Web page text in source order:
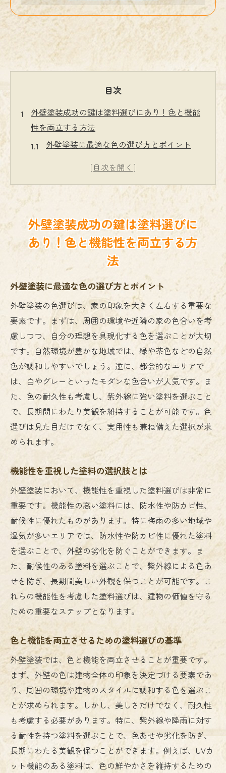
目次
外壁塗装成功の鍵は塗料選びにあり！色と機能
性を両立する方法
外壁塗装に最適な色の選び方とポイント
機能性を重視した塗料の選択肢とは
外壁の環境に適した色と塗料の組み合わせ
色がもたらす心理的効果とその活用法
色と機能性を考慮した塗料選びの成功事例
複雑な外壁塗装も安心！プロが教える失敗しな
施工前に知っておくべき準備作業と注意点
プロが教える塗装工程の基本ステップ
天候が外壁塗装に与える影響と対策
施工中に起こりがちなトラブルとその対応
策
施工後のメンテナンスで長持ちさせるコツ
プロの視点から見た施工の成功と失敗の分
かれ目
外壁塗装の魅力を引き出す秘訣！美しさと耐久
性を兼ね備えた選択肢
耐久性を高めるための外壁塗料の選び方
美しさを際立たせるデザインの考え方
長期間美しさを保つための塗装技術
耐久性に優れた塗料とその特性
美しさと耐久性を両立した施工事例
持続可能な外壁塗装の選択肢とその利点
施工のプロが語る外壁塗装の極意！長持ちする
住まいへのアプローチ
プロが推奨する外壁塗装のメンテナンス方
法
長持ちする外壁塗装の条件とチェックポイ
ント
施工後のケアで住まいを守る重要性
耐久性を持たせるための塗装技術の革新
プロの経験から学ぶ外壁塗装の長持ちテク
ニック
外壁塗装で失敗しないためのポイントとは？最
適な塗料選びを探る
外壁塗装成功の鍵は塗料選びに
あり！色と機能性を両立する方
法
外壁塗装に最適な色の選び方とポイント
外壁塗装の色選びは、家の印象を大きく左右する重要な
要素です。まずは、周囲の環境や近隣の家の色合いを考
慮しつつ、自分の理想を具現化する色を選ぶことが大切
です。自然環境が豊かな地域では、緑や茶色などの自然
色が調和しやすいでしょう。逆に、都会的なエリアで
は、白やグレーといったモダンな色合いが人気です。ま
た、色の耐久性も考慮し、紫外線に強い塗料を選ぶこと
で、長期間にわたり美観を維持することが可能です。色
選びは見た目だけでなく、実用性も兼ね備えた選択が求
められます。
機能性を重視した塗料の選択肢とは
外壁塗装において、機能性を重視した塗料選びは非常に
重要です。機能性の高い塗料には、防水性や防カビ性、
耐候性に優れたものがあります。特に梅雨の多い地域や
湿気が多いエリアでは、防水性や防カビ性に優れた塗料
を選ぶことで、外壁の劣化を防ぐことができます。ま
た、耐候性のある塗料を選ぶことで、紫外線による色あ
せを防ぎ、長期間美しい外観を保つことが可能です。こ
れらの機能性を考慮した塗料選びは、建物の価値を守る
ための重要なステップとなります。
色と機能を両立させるための塗料選びの基準
外壁塗装では、色と機能を両立させることが重要です。
まず、外壁の色は建物全体の印象を決定づける要素であ
り、周囲の環境や建物のスタイルに調和する色を選ぶこ
とが求められます。しかし、美しさだけでなく、耐久性
も考慮する必要があります。特に、紫外線や降雨に対す
る耐性を持つ塗料を選ぶことで、色あせや劣化を防ぎ、
長期にわたる美観を保つことができます。例えば、UVカ
ット機能のある塗料は、色の鮮やかさを維持するための